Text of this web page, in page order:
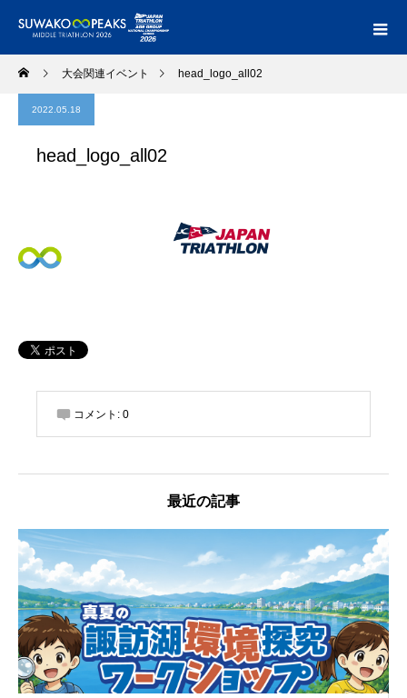
大会関連イベント head_logo_all02
2022.05.18
head_logo_all02
コメント: 0
最近の記事